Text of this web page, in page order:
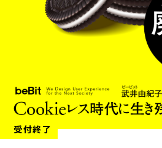
受付終了